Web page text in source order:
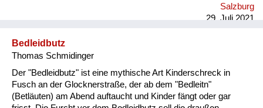
Salzburg
29. Juli 2021
Bedleidbutz
Thomas Schmidinger
Der "Bedleidbutz" ist eine mythische Art Kinderschreck in
Fusch an der Glocknerstraße, der ab dem "Bedleitn"
(Betläuten) am Abend auftaucht und Kinder fängt oder gar